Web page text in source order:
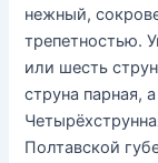
нежный,
трепетностью.
или шесть
струна парная,
Полтавской